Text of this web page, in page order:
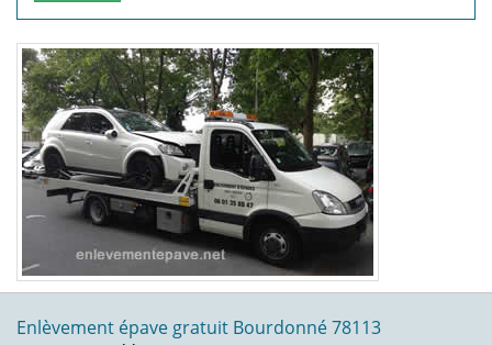
Enlèvement épave gratuit Bourdonné 78113